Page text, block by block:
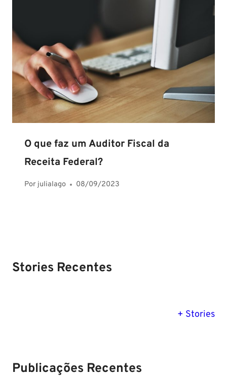
O que faz um Auditor Fiscal da
Receita Federal?
Porjulialago 08/09/2023
Stories Recentes
+ Stories
MG:
Publicações Recentes